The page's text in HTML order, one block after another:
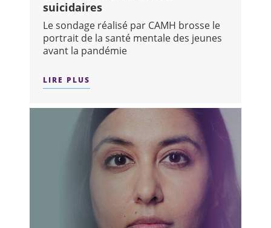
suicidaires
Le sondage réalisé par CAMH brosse le
portrait de la santé mentale des jeunes
avant la pandémie
LIRE PLUS